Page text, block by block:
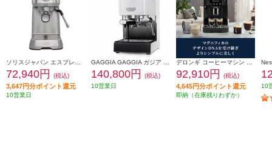
72,940円 (税込)
3,647円分ポイント還元
10営業日
140,800円
(税込)
10営業日
92,910円 (税込)
4,645円分ポイント還元
即納（在庫残りわずか）
10